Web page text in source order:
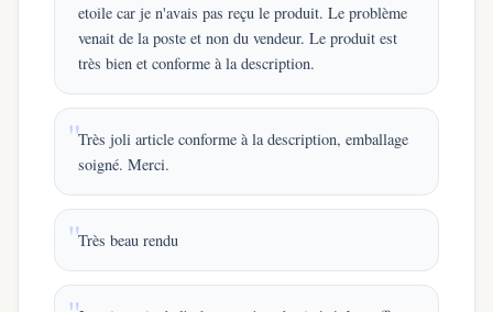
etoile car je n'avais pas reçu le produit. Le problème
venait de la poste et non du vendeur. Le produit est
très bien et conforme à la description.
Très joli article conforme à la description, emballage
soigné. Merci.
Très beau rendu